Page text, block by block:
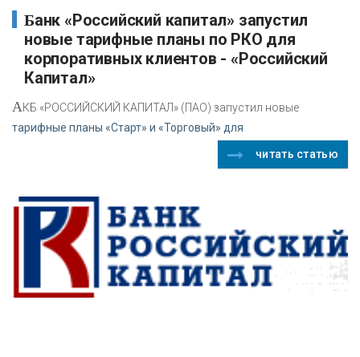
Банк «Российский капитал» запустил
новые тарифные планы по РКО для
корпоративных клиентов - «Российский
Капитал»
АКБ «РОССИЙСКИЙ КАПИТАЛ» (ПАО) запустил новые
тарифные планы «Старт» и «Торговый» для
читать статью